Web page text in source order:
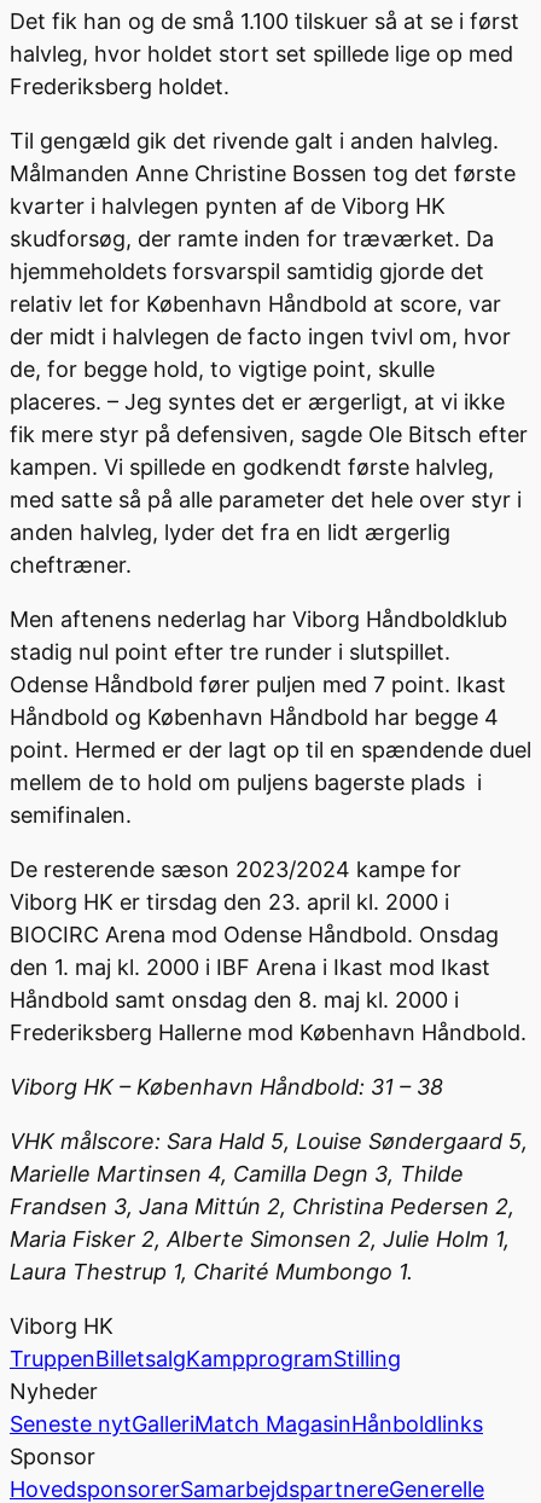
Det fik han og de små 1.100 tilskuer så at se i først
halvleg, hvor holdet stort set spillede lige op med
Frederiksberg holdet.
Til gengæld gik det rivende galt i anden halvleg.
Målmanden Anne Christine Bossen tog det første
kvarter i halvlegen pynten af de Viborg HK
skudforsøg, der ramte inden for træværket. Da
hjemmeholdets forsvarspil samtidig gjorde det
relativ let for København Håndbold at score, var
der midt i halvlegen de facto ingen tvivl om, hvor
de, for begge hold, to vigtige point, skulle
placeres. – Jeg syntes det er ærgerligt, at vi ikke
fik mere styr på defensiven, sagde Ole Bitsch efter
kampen. Vi spillede en godkendt første halvleg,
med satte så på alle parameter det hele over styr i
anden halvleg, lyder det fra en lidt ærgerlig
cheftræner.
Men aftenens nederlag har Viborg Håndboldklub
stadig nul point efter tre runder i slutspillet.
Odense Håndbold fører puljen med 7 point. Ikast
Håndbold og København Håndbold har begge 4
point. Hermed er der lagt op til en spændende duel
mellem de to hold om puljens bagerste plads i
semifinalen.
De resterende sæson 2023/2024 kampe for
Viborg HK er tirsdag den 23. april kl. 2000 i
BIOCIRC Arena mod Odense Håndbold. Onsdag
den 1. maj kl. 2000 i IBF Arena i Ikast mod Ikast
Håndbold samt onsdag den 8. maj kl. 2000 i
Frederiksberg Hallerne mod København Håndbold.
Viborg HK – København Håndbold: 31 – 38
VHK målscore: Sara Hald 5, Louise Søndergaard 5,
Marielle Martinsen 4, Camilla Degn 3, Thilde
Frandsen 3, Jana Mittún 2, Christina Pedersen 2,
Maria Fisker 2, Alberte Simonsen 2, Julie Holm 1,
Laura Thestrup 1, Charité Mumbongo 1.
Viborg HK
TruppenBilletsalgKampprogramStilling
Nyheder
Seneste nytGalleriMatch MagasinHånboldlinks
Sponsor
HovedsponsorerSamarbejdspartnereGenerelle